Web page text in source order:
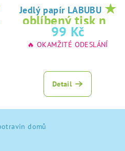
Jedlý papír LABUBU ★
oblíbený tisk na
jedlý papír
99 Kč
🔥 OKAMŽITÉ ODESLÁNÍ
Detail
domů